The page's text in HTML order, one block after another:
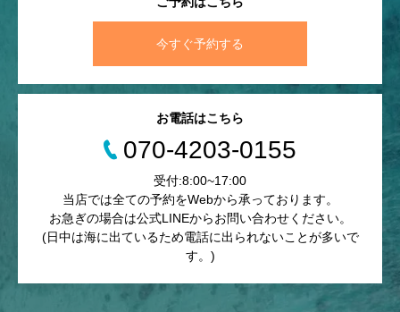
今すぐ予約する
お電話はこちら
070-4203-0155
受付:8:00~17:00
当店では全ての予約をWebから承っております。
お急ぎの場合は公式LINEからお問い合わせください。
(日中は海に出ているため電話に出られないことが多いで
す。)